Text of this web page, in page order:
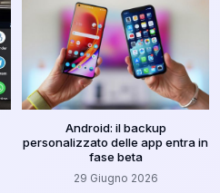
Android: il backup
personalizzato delle app entra in
fase beta
29 Giugno 2026